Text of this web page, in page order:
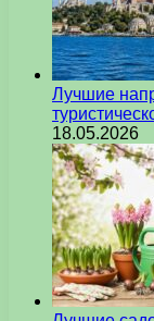
Лучшие
18.05.2026